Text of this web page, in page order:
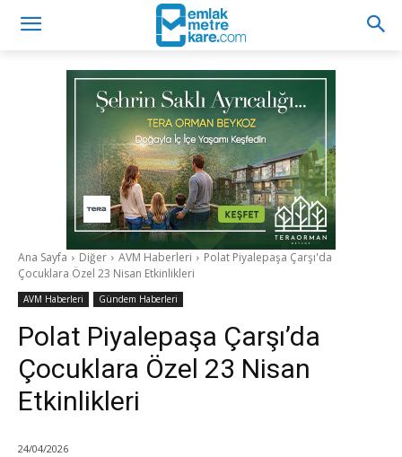
Ana Sayfa Diğer AVM Haberleri
Polat Piyalepaşa Çarşı'da
Çocuklara Özel 23 Nisan Etkinlikleri
AVM Haberleri Gündem Haberleri
Polat Piyalepaşa Çarşı’da
Çocuklara Özel 23 Nisan
Etkinlikleri
24/04/2026